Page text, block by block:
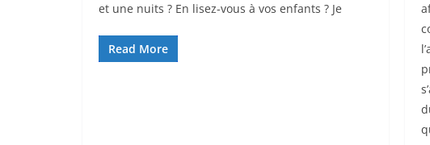
et une nuits ? En lisez-vous à vos enfants ? Je
Read More